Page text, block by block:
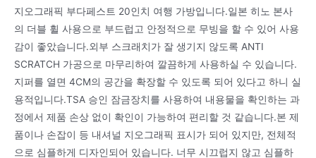
지오그래픽 부다페스트 20인치 여행 가방입니다.일본 히노 본사
의 더블 휠 사용으로 부드럽고 안정적으로 무빙을 할 수 있어 사용
감이 좋았습니다.외부 스크래치가 잘 생기지 않도록 ANTI
SCRATCH 가공으로 마무리하여 깔끔하게 사용하실 수 있습니다.
지퍼를 열면 4CM의 공간을 확장할 수 있도록 되어 있다고 하니 실
용적입니다.TSA 승인 잠금장치를 사용하여 내용물을 확인하는 과
정에서 제품 손상 없이 확인이 가능하여 편리할 것 같습니다.본 제
품이나 손잡이 등 내셔널 지오그래픽 표시가 되어 있지만, 전체적
으로 심플하게 디자인되어 있습니다. 너무 시끄럽지 않고 심플하